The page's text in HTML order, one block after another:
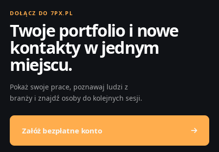
DOŁĄCZ DO 7PX.PL
Twoje portfolio i nowe
kontakty w jednym
miejscu.
Pokaż swoje prace, poznawaj ludzi z
branży i znajdź osoby do kolejnych sesji.
Załóż bezpłatne konto